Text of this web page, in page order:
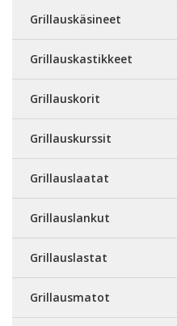
Grillauskäsineet
Grillauskastikkeet
Grillauskorit
Grillauskurssit
Grillauslaatat
Grillauslankut
Grillauslastat
Grillausmatot